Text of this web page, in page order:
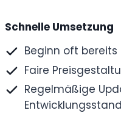
Schnelle Umsetzung
Beginn oft
Faire
Regelmäßige
Entwicklungsstand